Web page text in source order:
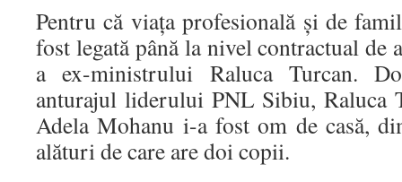
Pentru că viața profesională și de
fost legată până la nivel contractual de
a ex-ministrului Raluca Turcan.
anturajul liderului PNL Sibiu, Raluca
Adela Mohanu i-a fost om de casă,
alături de care are doi copii.